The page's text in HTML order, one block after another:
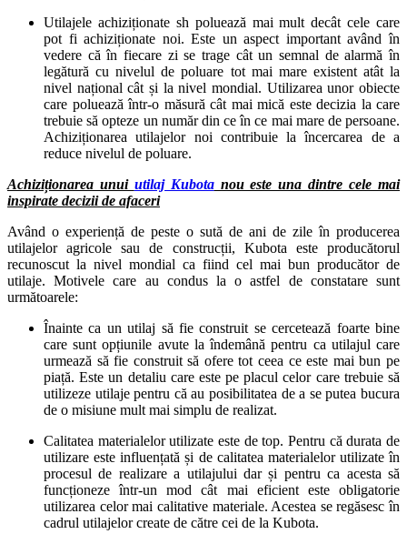
Utilajele achiziționate sh poluează mai mult decât cele care
pot fi achiziționate noi. Este un aspect important având în
vedere că în fiecare zi se trage cât un semnal de alarmă în
legătură cu nivelul de poluare tot mai mare existent atât la
nivel național cât și la nivel mondial. Utilizarea unor obiecte
care poluează într-o măsură cât mai mică este decizia la care
trebuie să opteze un număr din ce în ce mai mare de persoane.
Achiziționarea utilajelor noi contribuie la încercarea de a
reduce nivelul de poluare.
Achiziționarea unui utilaj Kubotanou este una dintre cele mai
inspirate decizii de afaceri
Având o experiență de peste o sută de ani de zile în producerea
utilajelor agricole sau de construcții, Kubota este producătorul
recunoscut la nivel mondial ca fiind cel mai bun producător de
utilaje. Motivele care au condus la o astfel de constatare sunt
următoarele:
Înainte ca un utilaj să fie construit se cercetează foarte bine
care sunt opțiunile avute la îndemână pentru ca utilajul care
urmează să fie construit să ofere tot ceea ce este mai bun pe
piață. Este un detaliu care este pe placul celor care trebuie să
utilizeze utilaje pentru că au posibilitatea de a se putea bucura
de o misiune mult mai simplu de realizat.
Calitatea materialelor utilizate este de top. Pentru că durata de
utilizare este influențată și de calitatea materialelor utilizate în
procesul de realizare a utilajului dar și pentru ca acesta să
funcționeze într-un mod cât mai eficient este obligatorie
utilizarea celor mai calitative materiale. Acestea se regăsesc în
cadrul utilajelor create de către cei de la Kubota.